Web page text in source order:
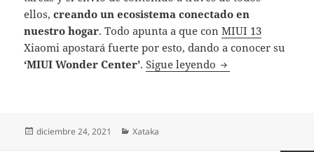
ellos,creando un ecosistema conectado en
nuestro hogar. Todo apunta a que conMIUI 13
Xiaomi apostará fuerte por esto, dando a conocer su
‘MIUI Wonder Center’.Sigue leyendo MIUI Wonder
Publicado
diciembre 24, 2021 Categorías
Xataka